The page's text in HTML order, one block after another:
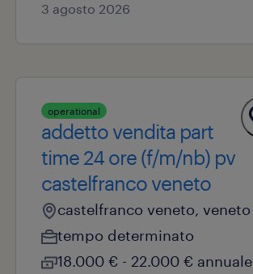
3 agosto 2026
operational
addetto vendita part
time 24 ore (f/m/nb) pv
castelfranco veneto
castelfranco veneto, veneto
tempo determinato
18.000 € - 22.000 € annuale